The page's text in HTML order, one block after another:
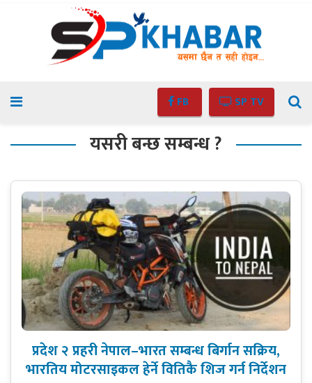
FB SP TV
यसरी बन्छ सम्बन्ध ?
प्रदेश २ प्रहरी नेपाल–भारत सम्बन्ध बिर्गान सक्रिय,
भारतिय मोटरसाइकल हेर्ने वितिकै शिज गर्न निर्देशन